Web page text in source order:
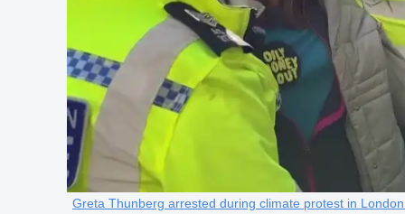
Greta Thunberg arrested during climate protest in